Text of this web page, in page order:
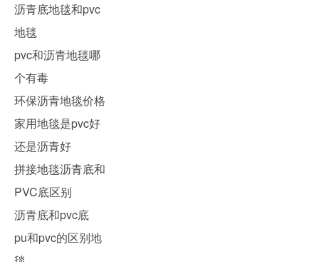
沥青底地毯和pvc
地毯
pvc和沥青地毯哪
个有毒
环保沥青地毯价格
家用地毯是pvc好
还是沥青好
拼接地毯沥青底和
PVC底区别
沥青底和pvc底
pu和pvc的区别地